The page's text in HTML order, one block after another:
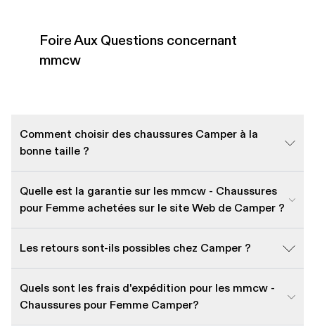
Foire Aux Questions concernant
mmcw
Comment choisir des chaussures Camper à la
bonne taille ?
Quelle est la garantie sur les mmcw - Chaussures
pour Femme achetées sur le site Web de Camper ?
Les retours sont-ils possibles chez Camper ?
Quels sont les frais d'expédition pour les mmcw -
Chaussures pour Femme Camper?